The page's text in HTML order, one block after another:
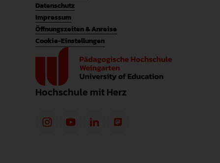
Datenschutz
Impressum
Öffnungszeiten & Anreise
Cookie-Einstellungen
Hochschule mit Herz